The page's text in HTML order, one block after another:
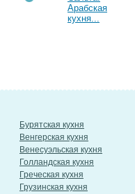
Арабская
кухня...
Бурятская кухня
Венгерская кухня
Венесуэльская кухня
Голландская кухня
Греческая кухня
Грузинская кухня